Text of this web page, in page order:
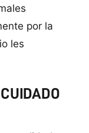
por la
les